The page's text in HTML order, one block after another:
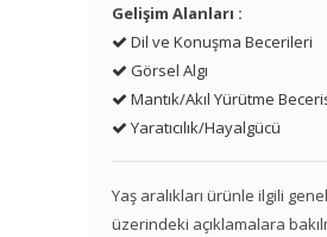
Gelişim Alanları :
Dil ve Konuşma Becerileri
Görsel Algı
Mantık/Akıl Yürütme
Yaratıcılık/Hayalgücü
Yaş aralıkları ürünle ilgili
üzerindeki açıklamalara